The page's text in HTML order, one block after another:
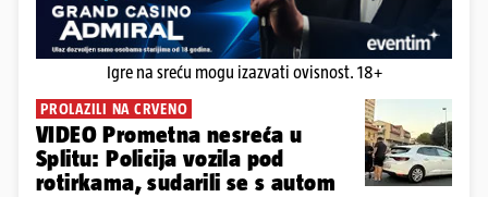
Igre na sreću mogu izazvati ovisnost. 18+
PROLAZILI NA CRVENO
VIDEO Prometna nesreća u
Splitu: Policija vozila pod
rotirkama, sudarili se s autom